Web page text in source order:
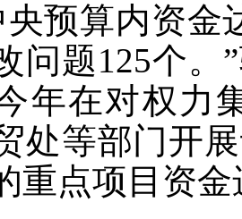
央预算内资金
问题125个。
年在对权力
处等部门开
重点项目资